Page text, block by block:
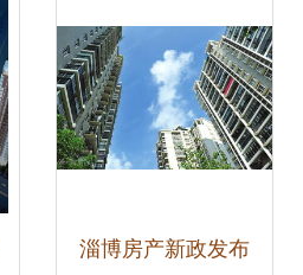
淄博房产新政发布